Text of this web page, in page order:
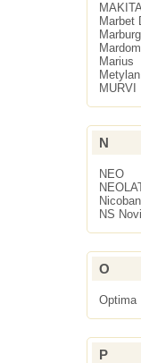
Marbet
Marburg
Marius
Metylan
MURVI
N
NEO
NS
O
Optima
P